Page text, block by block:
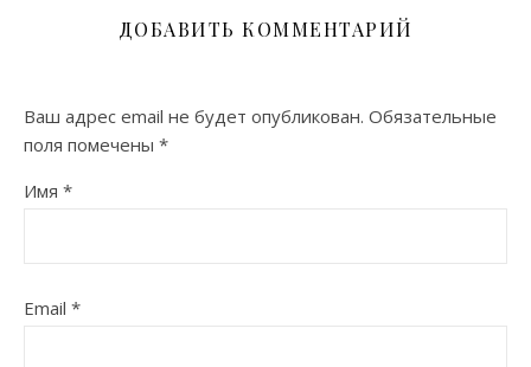
ДОБАВИТЬ КОММЕНТАРИЙ
Ваш адрес email не будет опубликован. Обязательные
поля помечены *
Имя *
Email *